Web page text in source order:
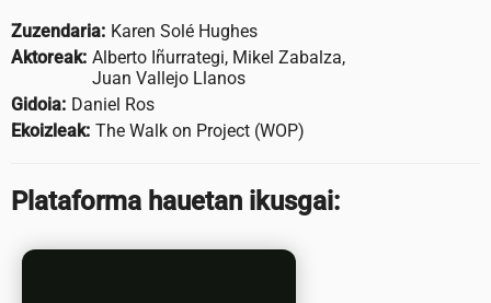
Zuzendaria: Karen Solé Hughes
Aktoreak: Alberto Iñurrategi, Mikel Zabalza,
Juan Vallejo Llanos
Gidoia: Daniel Ros
Ekoizleak: The Walk on Project (WOP)
Plataforma hauetan ikusgai: